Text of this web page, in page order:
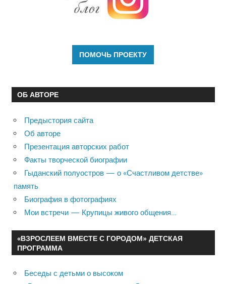
ОБ АВТОРЕ
Предыстория сайта
Об авторе
Презентация авторских работ
Факты творческой биографии
Гыданский полуостров — о «Счастливом детстве»
память
Биография в фотографиях
Мои встречи — Крупицы живого общения…
«ВЗРОСЛЕЕМ ВМЕСТЕ С ГОРОДОМ» ДЕТСКАЯ
ПРОГРАММА
Беседы с детьми о высоком